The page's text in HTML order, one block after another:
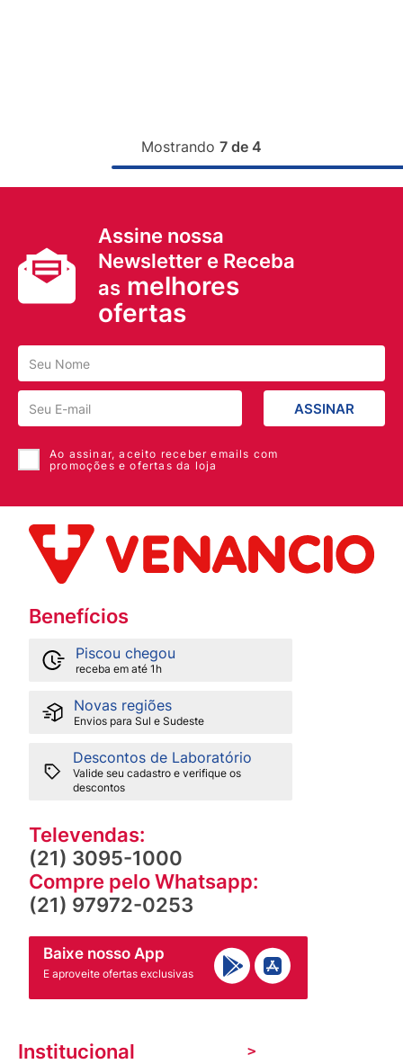
Mostrando 7 de 4
Assine nossa
Newsletter e Receba
as melhores
ofertas
ASSINAR
Ao assinar, aceito receber emails com
promoções e ofertas da loja
Benefícios
Piscou chegou
receba em até 1h
Novas regiões
Envios para Sul e Sudeste
Descontos de Laboratório
Valide seu cadastro e verifique os
descontos
Televendas:
(21) 3095-1000
Compre pelo Whatsapp:
(21) 97972-0253
Baixe nosso App
E aproveite ofertas exclusivas
Institucional